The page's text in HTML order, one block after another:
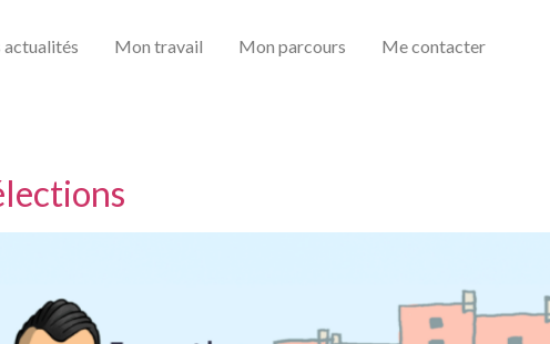
actualités Mon travail Mon parcours Me contacter